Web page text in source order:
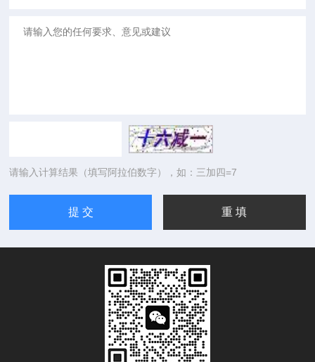
请输入计算结果（填写阿拉伯数字），如：三加四=7